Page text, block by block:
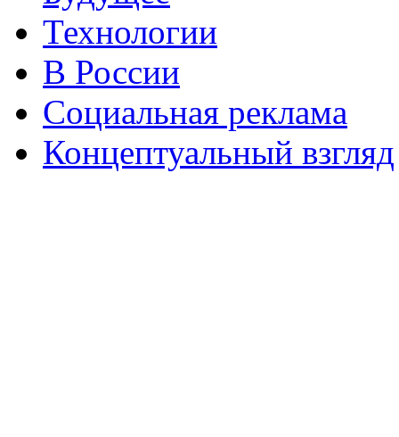
Технологии
В России
Социальная реклама
Концептуальный взгляд